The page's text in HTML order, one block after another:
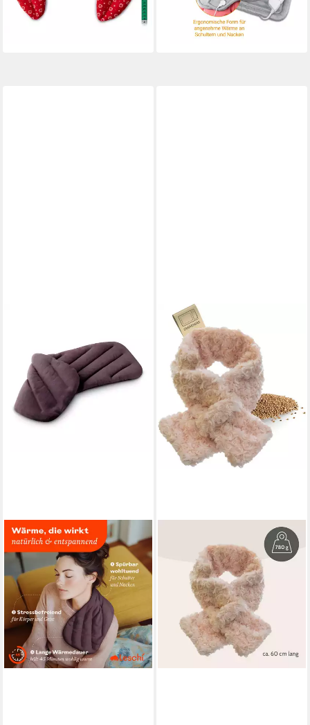
der Mikrowelle und im
lieferbar - in 2-3 Werktagen bei dir lieferbar - in 6-7 Werktagen bei dir